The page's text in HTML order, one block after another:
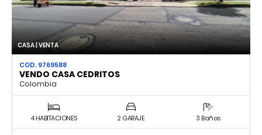
CASA | VENTA
COD. 9769588
VENDO CASA CEDRITOS
Colombia
4 HABITACIONES 2 GARAJE 3 Baños